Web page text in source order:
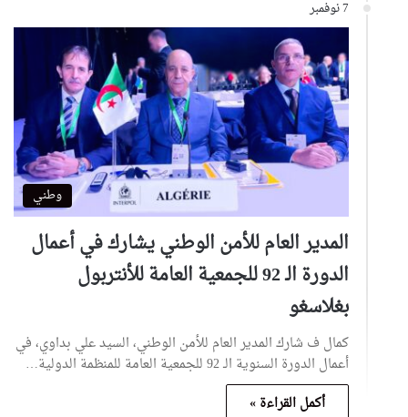
7 نوفمبر
وطني
المدير العام للأمن الوطني يشارك في أعمال
الدورة الـ 92 للجمعية العامة للأنتربول
بغلاسغو
كمال ف شارك المدير العام للأمن الوطني، السيد علي بداوي، في
أعمال الدورة السنوية الـ 92 للجمعية العامة للمنظمة الدولية…
أكمل القراءة »